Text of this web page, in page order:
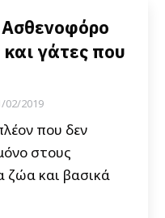
γάτες που
02/2019
που δεν
στους
ζώα και βασικά